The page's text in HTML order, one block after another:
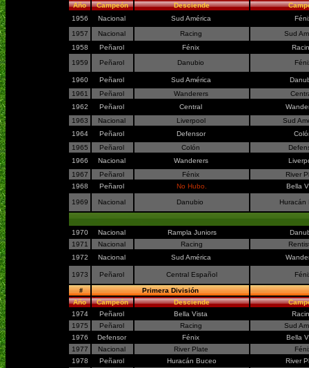
Año
Campeón Desciende
1956
Nacional Sud América
1957
Nacional Racing
Sud
1958
Peñarol Fénix
1959
Peñarol Danubio
1960 Peñarol Sud América
1961
Peñarol Wanderers
1962
Peñarol Central
1963
Nacional Liverpool
Sud
1964
Peñarol Defensor
1965
Peñarol Colón
1966
Nacional Wanderers
1967
Peñarol Fénix
River
1968
Peñarol No Hubo. Bella
1969 Nacional Danubio Huracán
1970 Nacional Rampla Juniors
1971
Nacional Racing
1972
Nacional Sud América
1973 Peñarol Central Español
#
Primera División
Año
Campeón Desciende
1974
Peñarol Bella Vista
1975
Peñarol Racing
Sud
1976
Defensor Fénix
Bella
1977
Nacional River Plate
1978
Peñarol Huracán Buceo River